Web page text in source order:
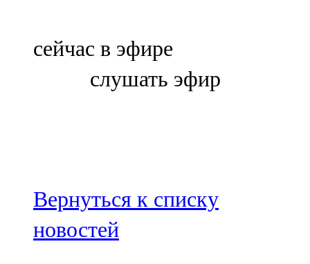
Болгар
100,3 FM
Зәй
106,6 FM
сейчас в эфире
слушать эфир
Вернуться к списку
новостей